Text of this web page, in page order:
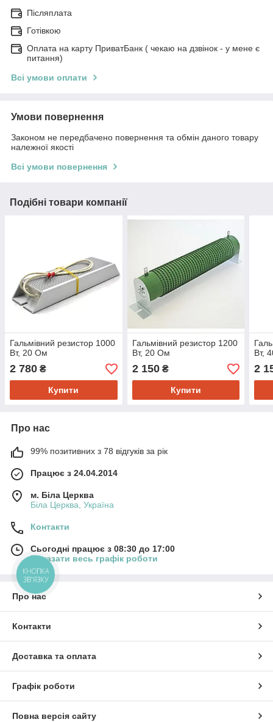
Післяплата
Готівкою
Оплата на карту ПриватБанк ( чекаю на дзвінок - у мене є
питання)
Всі умови оплати
Умови повернення
Законом не передбачено повернення та обмін даного товару
належної якості
Всі умови повернення
Подібні товари компанії
Гальмівний резистор 1000
Вт, 20 Ом
2 780 ₴
Купити
Гальмівний резистор 1200
Вт, 20 Ом
2 150₴
Купити
Вт,
2
Про нас
99% позитивних з 78 відгуків за рік
Працює з 24.04.2014
м. Біла Церква
Біла Церква, Україна
Контакти
Сьогодні працює з 08:30 до 17:00
Показати весь графік роботи
Про нас
Контакти
Доставка та оплата
Графік роботи
Повна версія сайту
КНОПКА
ЗВ'ЯЗКУ